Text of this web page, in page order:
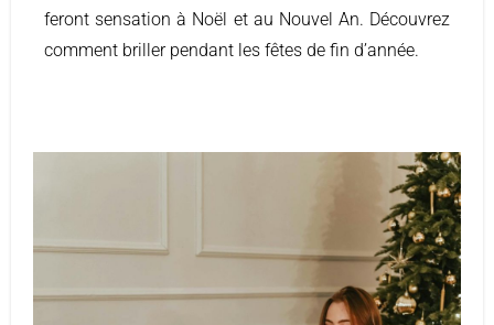
feront sensation à Noël et au Nouvel An. Découvrez
comment briller pendant les fêtes de fin d’année.